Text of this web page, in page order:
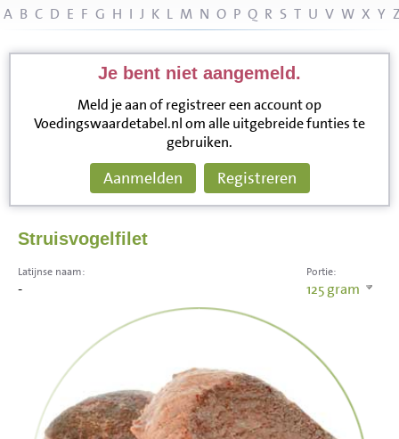
A B C D E F G H I J K L M N O P Q R S T U V W X Y
Je bent niet aangemeld.
Meld je aan of registreer een account op
Voedingswaardetabel.nl om alle uitgebreide funties te
gebruiken.
Aanmelden Registreren
Struisvogelfilet
Portie:
125gram
Latijnse naam:
-